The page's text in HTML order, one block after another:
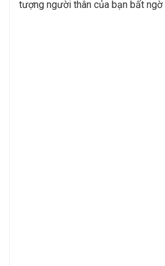
tượng người thân của bạn bất